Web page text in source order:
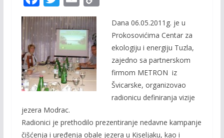
ac
e
b
o
o
k
w
itt
er
m
ai
l
Dana 06.05.2011g. je u
Prokosovićima Centar za
ekologiju i energiju Tuzla,
zajedno sa partnerskom
firmom METRON iz
Švicarske, organizovao
radionicu definiranja vizije
jezera Modrac.
Radionici je prethodilo prezentiranje nedavne kampanje
čišćenja i uređenja obale jezera u Kiseljaku, kao i